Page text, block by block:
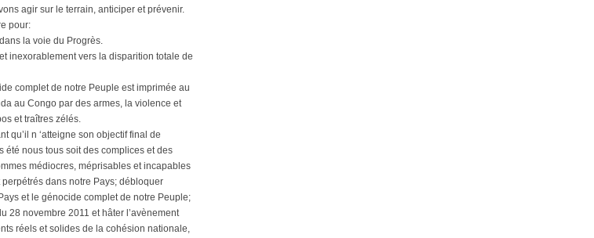
agir sur le terrain, anticiper et prévenir.
pour:
la voie du Progrès.
inexorablement vers la disparition totale de
complet de notre Peuple est imprimée au
au Congo par des armes, la violence et
et traîtres zélés.
qu’il n ‘atteigne son objectif final de
été nous tous soit des complices et des
médiocres, méprisables et incapables
dans notre Pays; débloquer
et le génocide complet de notre Peuple;
28 novembre 2011 et hâter l’avènement
réels et solides de la cohésion nationale,